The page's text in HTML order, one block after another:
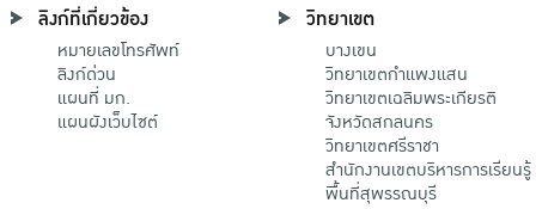
ลิงก์ที่เกี่ยวข้อง
หมายเลขโทรศัพท์
ลิงก์ด่วน
แผนที่ มก.
แผนผังเว็บไซต์
วิทยาเขต
บางเขน
วิทยาเขตกําแพงแสน
วิทยาเขตเฉลิมพระเกียรติ
จังหวัดสกลนคร
วิทยาเขตศรีราชา
สำนักงานเขตบริหารการเรียนรู้
พื้นที่สุพรรณบุรี